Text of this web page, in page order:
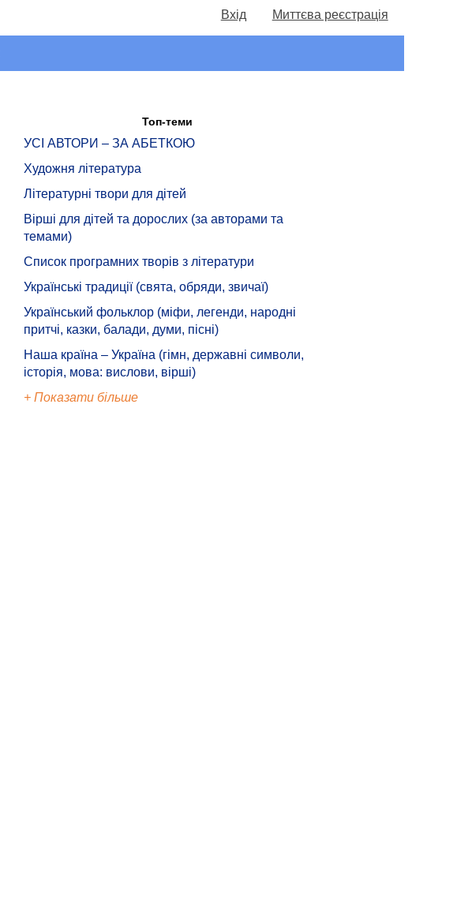
Вхід Миттєва реєстрація
Топ-теми
УСІ АВТОРИ – ЗА АБЕТКОЮ
Художня література
Літературні твори для дітей
Вірші для дітей та дорослих (за авторами та
темами)
Список програмних творів з літератури
Українські традиції (свята, обряди, звичаї)
Український фольклор (міфи, легенди, народні
притчі, казки, балади, думи, пісні)
Наша країна – Україна (гімн, державні символи,
історія, мова: вислови, вірші)
+ Показати більше